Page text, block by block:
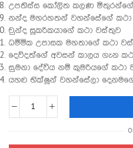
උපතිස්ස කෝලිත කලණ මිතුරන්ගේ
නන්ද මහරහතන් වහන්සේගේ
චුන්ද සූකරිකයාගේ කථා වස්තුව
ධම්මික උපාසක මහතාගේ කථා
දෙව්දත්ගේ අවසන් කාලය ගැන
සුමනා දේවිය නම් කුමරියගේ කථා
යහළු භික්ෂූන් වහන්සේලා